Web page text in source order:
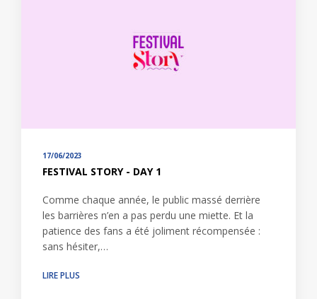
17/06/2023
FESTIVAL STORY - DAY 1
Comme chaque année, le public massé derrière
les barrières n’en a pas perdu une miette. Et la
patience des fans a été joliment récompensée :
sans hésiter,…
LIRE PLUS